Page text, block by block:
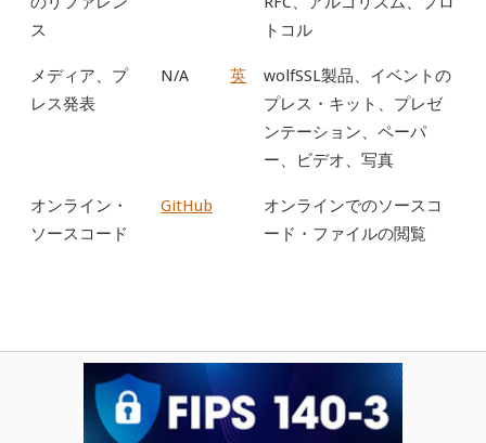
ス
トコル
メディア、プ
レス発表
N/A 英
wolfSSL製品、イベントの
プレス・キット、プレゼ
ンテーション、ペーパ
ー、ビデオ、写真
オンライン・
ソースコード
GitHub
オンラインでのソースコ
ード・ファイルの閲覧